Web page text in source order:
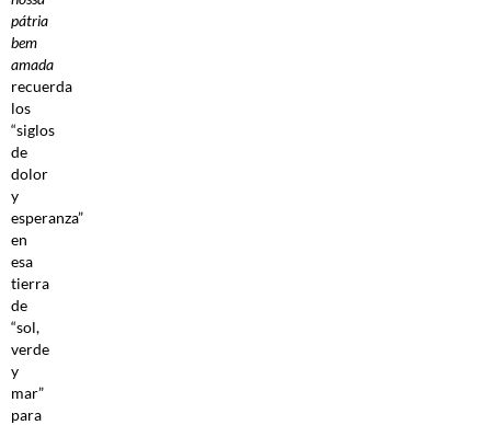
pátria
bem
amada
recuerda
los
“siglos
de
dolor
y
esperanza”
en
esa
tierra
de
“sol,
verde
y
mar”
para